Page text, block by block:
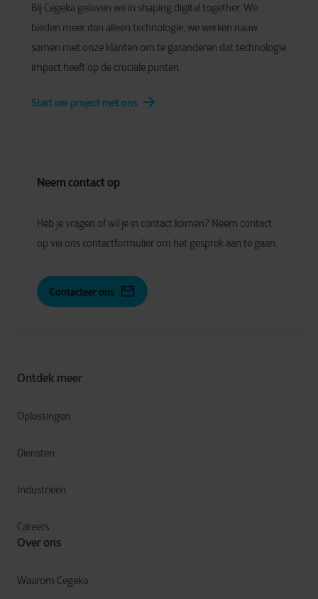
Bij Cegeka geloven we in shaping digital together. We
bieden meer dan alleen technologie; we werken nauw
samen met onze klanten om te garanderen dat technologie
impact heeft op de cruciale punten.
Start uw project met ons
Ontdek meer
Oplossingen
Diensten
Industrieën
Careers
Over ons
Waarom Cegeka
Neem contact op
Heb je vragen of wil je in contact komen? Neem contact
op via ons contactformulier om het gesprek aan te gaan.
Contacteer ons